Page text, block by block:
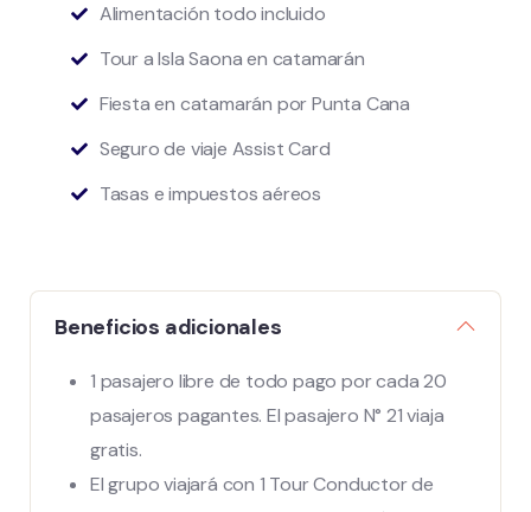
Alimentación todo incluido
Tour a Isla Saona en catamarán
Fiesta en catamarán por Punta Cana
Seguro de viaje Assist Card
Tasas e impuestos aéreos
Beneficios adicionales
1 pasajero libre de todo pago por cada 20
pasajeros pagantes. El pasajero N° 21 viaja
gratis.
El grupo viajará con 1 Tour Conductor de